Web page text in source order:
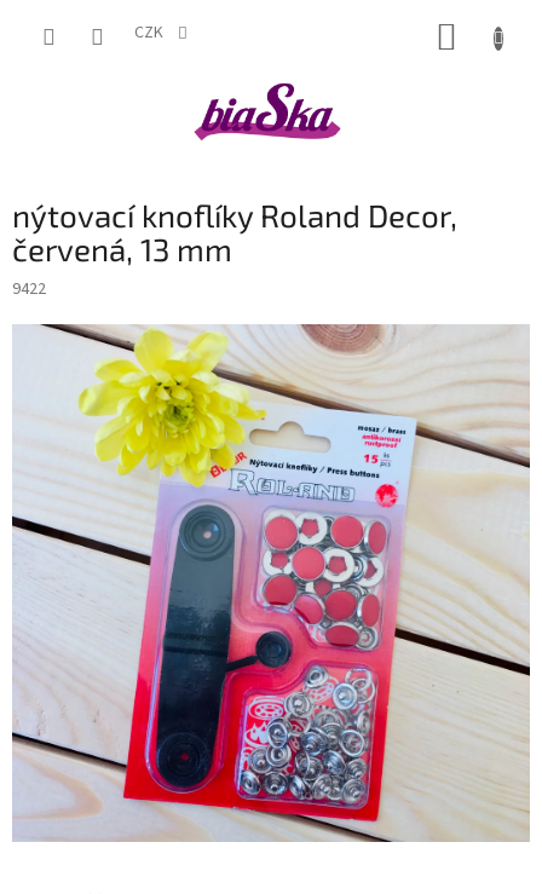
CZK
nýtovací knoflíky Roland Decor,
červená, 13 mm
9422